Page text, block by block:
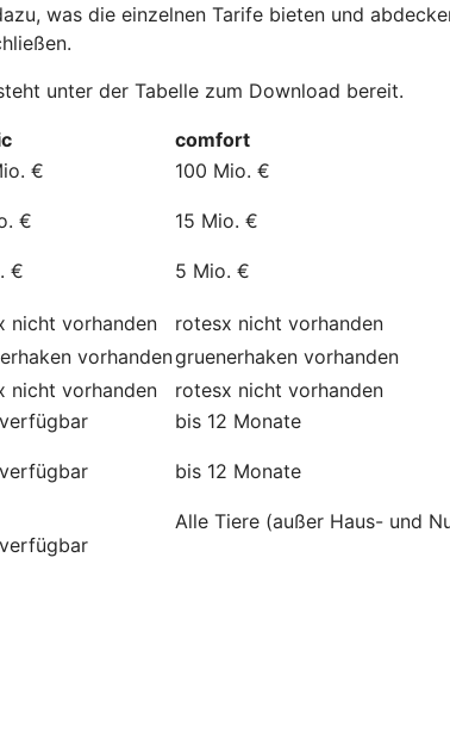
was die einzelnen Tarife bieten und
unter der Tabelle zum Download bereit.
comfort
€ 100 Mio. €
€ 15 Mio. €
€ 5 Mio. €
nicht vorhanden rotesx nicht vorhanden
vorhandengruenerhaken vorhanden
nicht vorhanden rotesx nicht vorhanden
bis 12 Monate
bis 12 Monate
Alle Tiere (außer Haus- und